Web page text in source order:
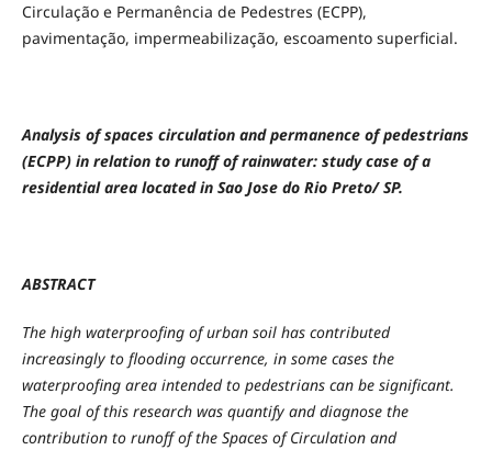
Circulação e Permanência de Pedestres (ECPP),
pavimentação, impermeabilização, escoamento superficial.
Analysis of spaces circulation and permanence of pedestrians
(ECPP) in relation to runoff of rainwater: study case of a
residential area located in Sao Jose do Rio Preto/ SP.
ABSTRACT
The high waterproofing of urban soil has contributed
increasingly to flooding occurrence, in some cases the
waterproofing area intended to pedestrians can be significant.
The goal of this research was quantify and diagnose the
contribution to runoff of the Spaces of Circulation and